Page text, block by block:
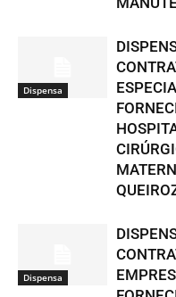
Dispensa
Dispensa